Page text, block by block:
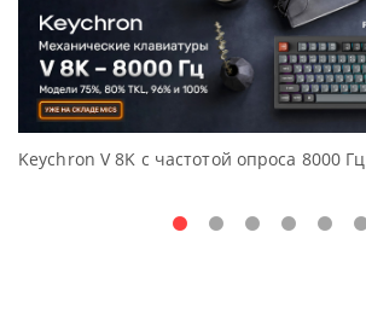
Keychron V 8K с частотой опроса 8000 Гц